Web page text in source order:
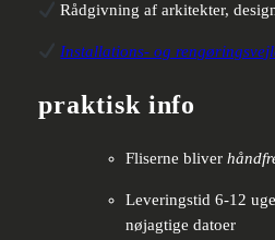
Rådgivning af arkitekter,
Installations- og
praktisk info
Fliserne bliver
Leveringstid 6-12
nøjagtige datoer